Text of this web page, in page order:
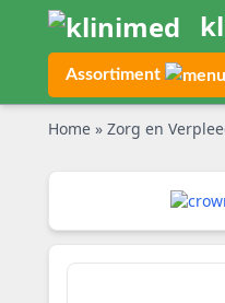
Assortiment
Home » Zorg en